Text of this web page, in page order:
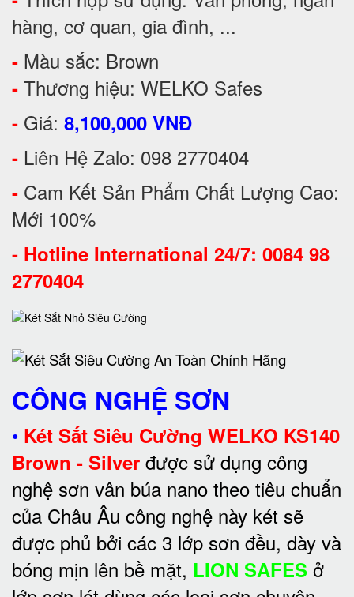
hàng, cơ quan, gia đình, ...
- Màu sắc: Brown
- Thương hiệu: WELKO Safes
- Giá: 8,100,000 VNĐ
- Liên Hệ Zalo: 098 2770404
- Cam Kết Sản Phẩm Chất Lượng Cao:
Mới 100%
- Hotline International 24/7: 0084 98
2770404
CÔNG NGHỆ SƠN
• Két Sắt Siêu Cường WELKO KS140
Brown - Silver được sử dụng công
nghệ sơn vân búa nano theo tiêu chuẩn
của Châu Âu công nghệ này két sẽ
được phủ bởi các 3 lớp sơn đều, dày và
bóng mịn lên bề mặt, LION SAFES ở